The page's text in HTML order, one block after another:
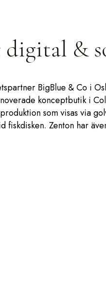
digital &
BigBlue & Co i
konceptbutik i
som visas via
fiskdisken. Zenton har